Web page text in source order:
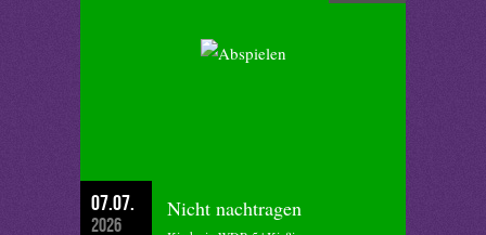
07.07.
2026
Nicht nachtragen